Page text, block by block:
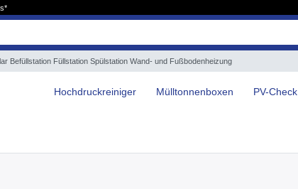
Befüllstation Füllstation Spülstation Wand- und Fußbodenheizung
Hochdruckreiniger Mülltonnenboxen PV-Check